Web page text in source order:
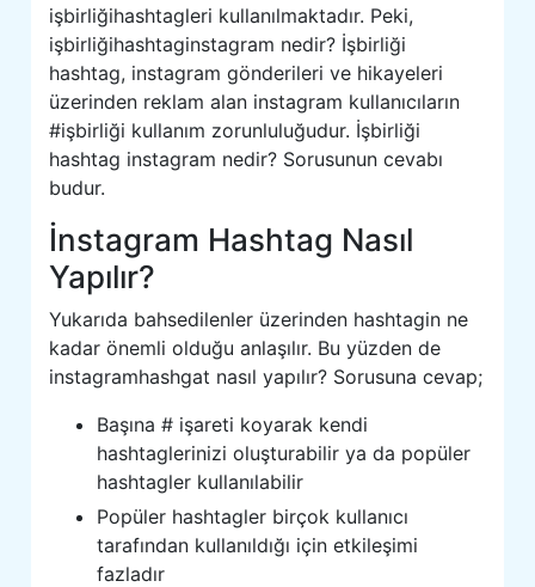
işbirliğihashtagleri kullanılmaktadır. Peki,
işbirliğihashtaginstagram nedir? İşbirliği
hashtag, instagram gönderileri ve hikayeleri
üzerinden reklam alan instagram kullanıcıların
#işbirliği kullanım zorunluluğudur. İşbirliği
hashtag instagram nedir? Sorusunun cevabı
budur.
İnstagram Hashtag Nasıl
Yapılır?
Yukarıda bahsedilenler üzerinden hashtagin ne
kadar önemli olduğu anlaşılır. Bu yüzden de
instagramhashgat nasıl yapılır? Sorusuna cevap;
Başına # işareti koyarak kendi
hashtaglerinizi oluşturabilir ya da popüler
hashtagler kullanılabilir
Popüler hashtagler birçok kullanıcı
tarafından kullanıldığı için etkileşimi
fazladır